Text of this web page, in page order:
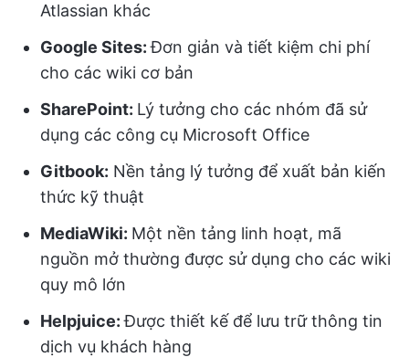
Atlassian khác
Google Sites:Đơn giản và tiết kiệm chi phí
cho các wiki cơ bản
SharePoint: Lý tưởng cho các nhóm đã sử
dụng các công cụ Microsoft Office
Gitbook: Nền tảng lý tưởng để xuất bản kiến
thức kỹ thuật
MediaWiki: Một nền tảng linh hoạt, mã
nguồn mở thường được sử dụng cho các wiki
quy mô lớn
Helpjuice:Được thiết kế để lưu trữ thông tin
dịch vụ khách hàng